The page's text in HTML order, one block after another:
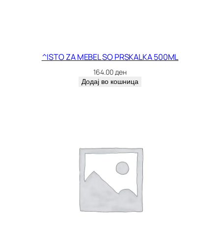
^ISTO ZA MEBEL SO PRSKALKA 500ML
164.00ден
Додај во кошница